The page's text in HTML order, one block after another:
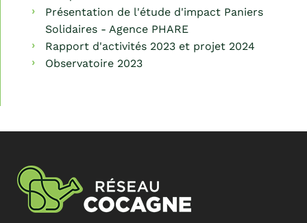
Présentation de l'étude d'impact Paniers
Solidaires - Agence PHARE
Rapport d'activités 2023 et projet 2024
Observatoire 2023